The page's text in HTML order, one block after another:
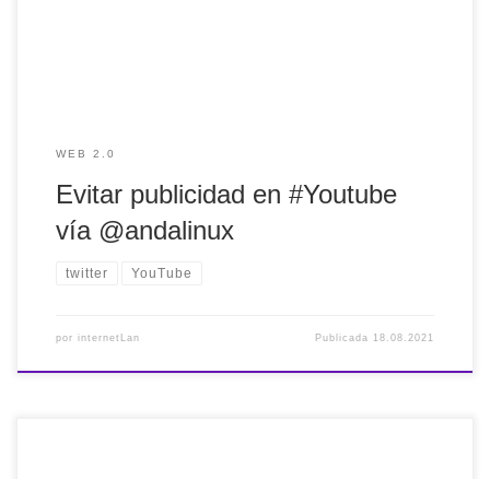
WEB 2.0
Evitar publicidad en #Youtube
vía @andalinux
twitter YouTube
por internetLan Publicada 18.08.2021